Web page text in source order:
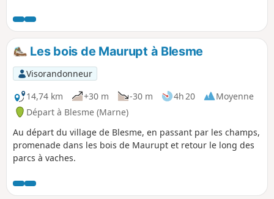
un cercle contenant un marcheur nordique.
Les bois de Maurupt à Blesme
Visorandonneur
14,74 km
+30 m -30 m 4h 20
Moyenne
Départ à Blesme (Marne)
Au départ du village de Blesme, en passant par les champs,
promenade dans les bois de Maurupt et retour le long des
parcs à vaches.